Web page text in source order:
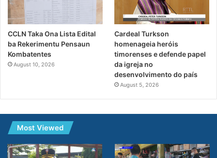
CCLN Taka Ona Lista Edital
ba Rekerimentu Pensaun
Kombatentes
August 10, 2026
Cardeal Turkson
homenageia heróis
timorenses e defende papel
da igreja no
desenvolvimento do país
August 5, 2026
Most Viewed